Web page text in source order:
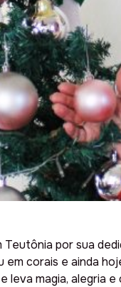
por sua
corais e ainda
leva magia, alegria